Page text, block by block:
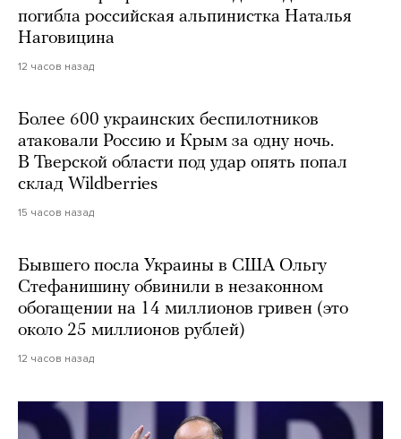
погибла российская альпинистка Наталья
Наговицина
12 часов назад
Более 600 украинских беспилотников
атаковали Россию и Крым за одну ночь.
В Тверской области под удар опять попал
склад Wildberries
15 часов назад
Бывшего посла Украины в США Ольгу
Стефанишину обвинили в незаконном
обогащении на 14 миллионов гривен (это
около 25 миллионов рублей)
12 часов назад